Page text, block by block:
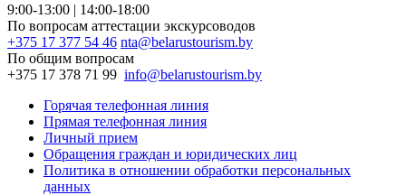
9:00-13:00 | 14:00-18:00
По вопросам аттестации экскурсоводов
+375 17 377 54 46 nta@belarustourism.by
По общим вопросам
+375 17 378 71 99 info@belarustourism.by
Горячая телефонная линия
Прямая телефонная линия
Личный прием
Обращения граждан и юридических лиц
Политика в отношении обработки персональных
данных